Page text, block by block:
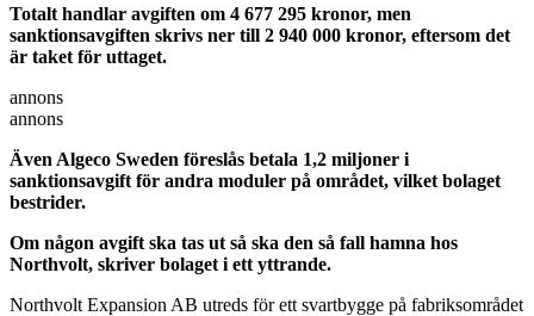
Totalt handlar avgiften om 4 677 295 kronor, men
sanktionsavgiften skrivs ner till 2 940 000 kronor, eftersom det
är taket för uttaget.
annons
annons
Även Algeco Sweden föreslås betala 1,2 miljoner i
sanktionsavgift för andra moduler på området, vilket bolaget
bestrider.
Om någon avgift ska tas ut så ska den så fall hamna hos
Northvolt, skriver bolaget i ett yttrande.
Northvolt Expansion AB utreds för ett svartbygge på fabriksområdet